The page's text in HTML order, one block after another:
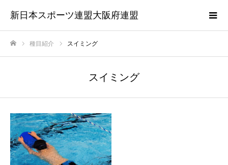
新日本スポーツ連盟大阪府連盟
種目紹介 スイミング
スイミング